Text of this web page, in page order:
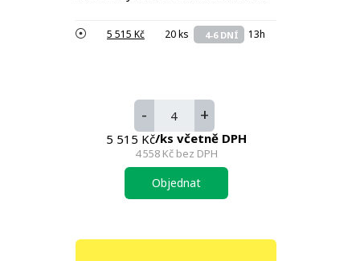
5 515 Kč 20 ks 4-6 DNÍ 13h
- +
5 515 Kč/ks včetně DPH
4 558 Kčbez DPH
Objednat